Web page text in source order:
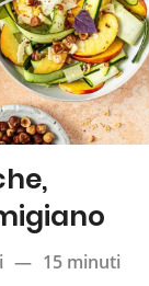
— 15 minuti